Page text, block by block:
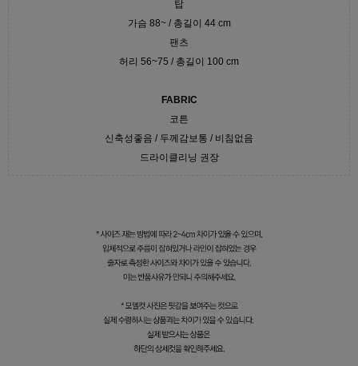
탑
가슴 88~ / 총길이 44 cm
팬츠
허리 56~75 / 총길이 100 cm
FABRIC
코튼
신축성좋음 / 두께감보통 / 비침없음
드라이클리닝 권장